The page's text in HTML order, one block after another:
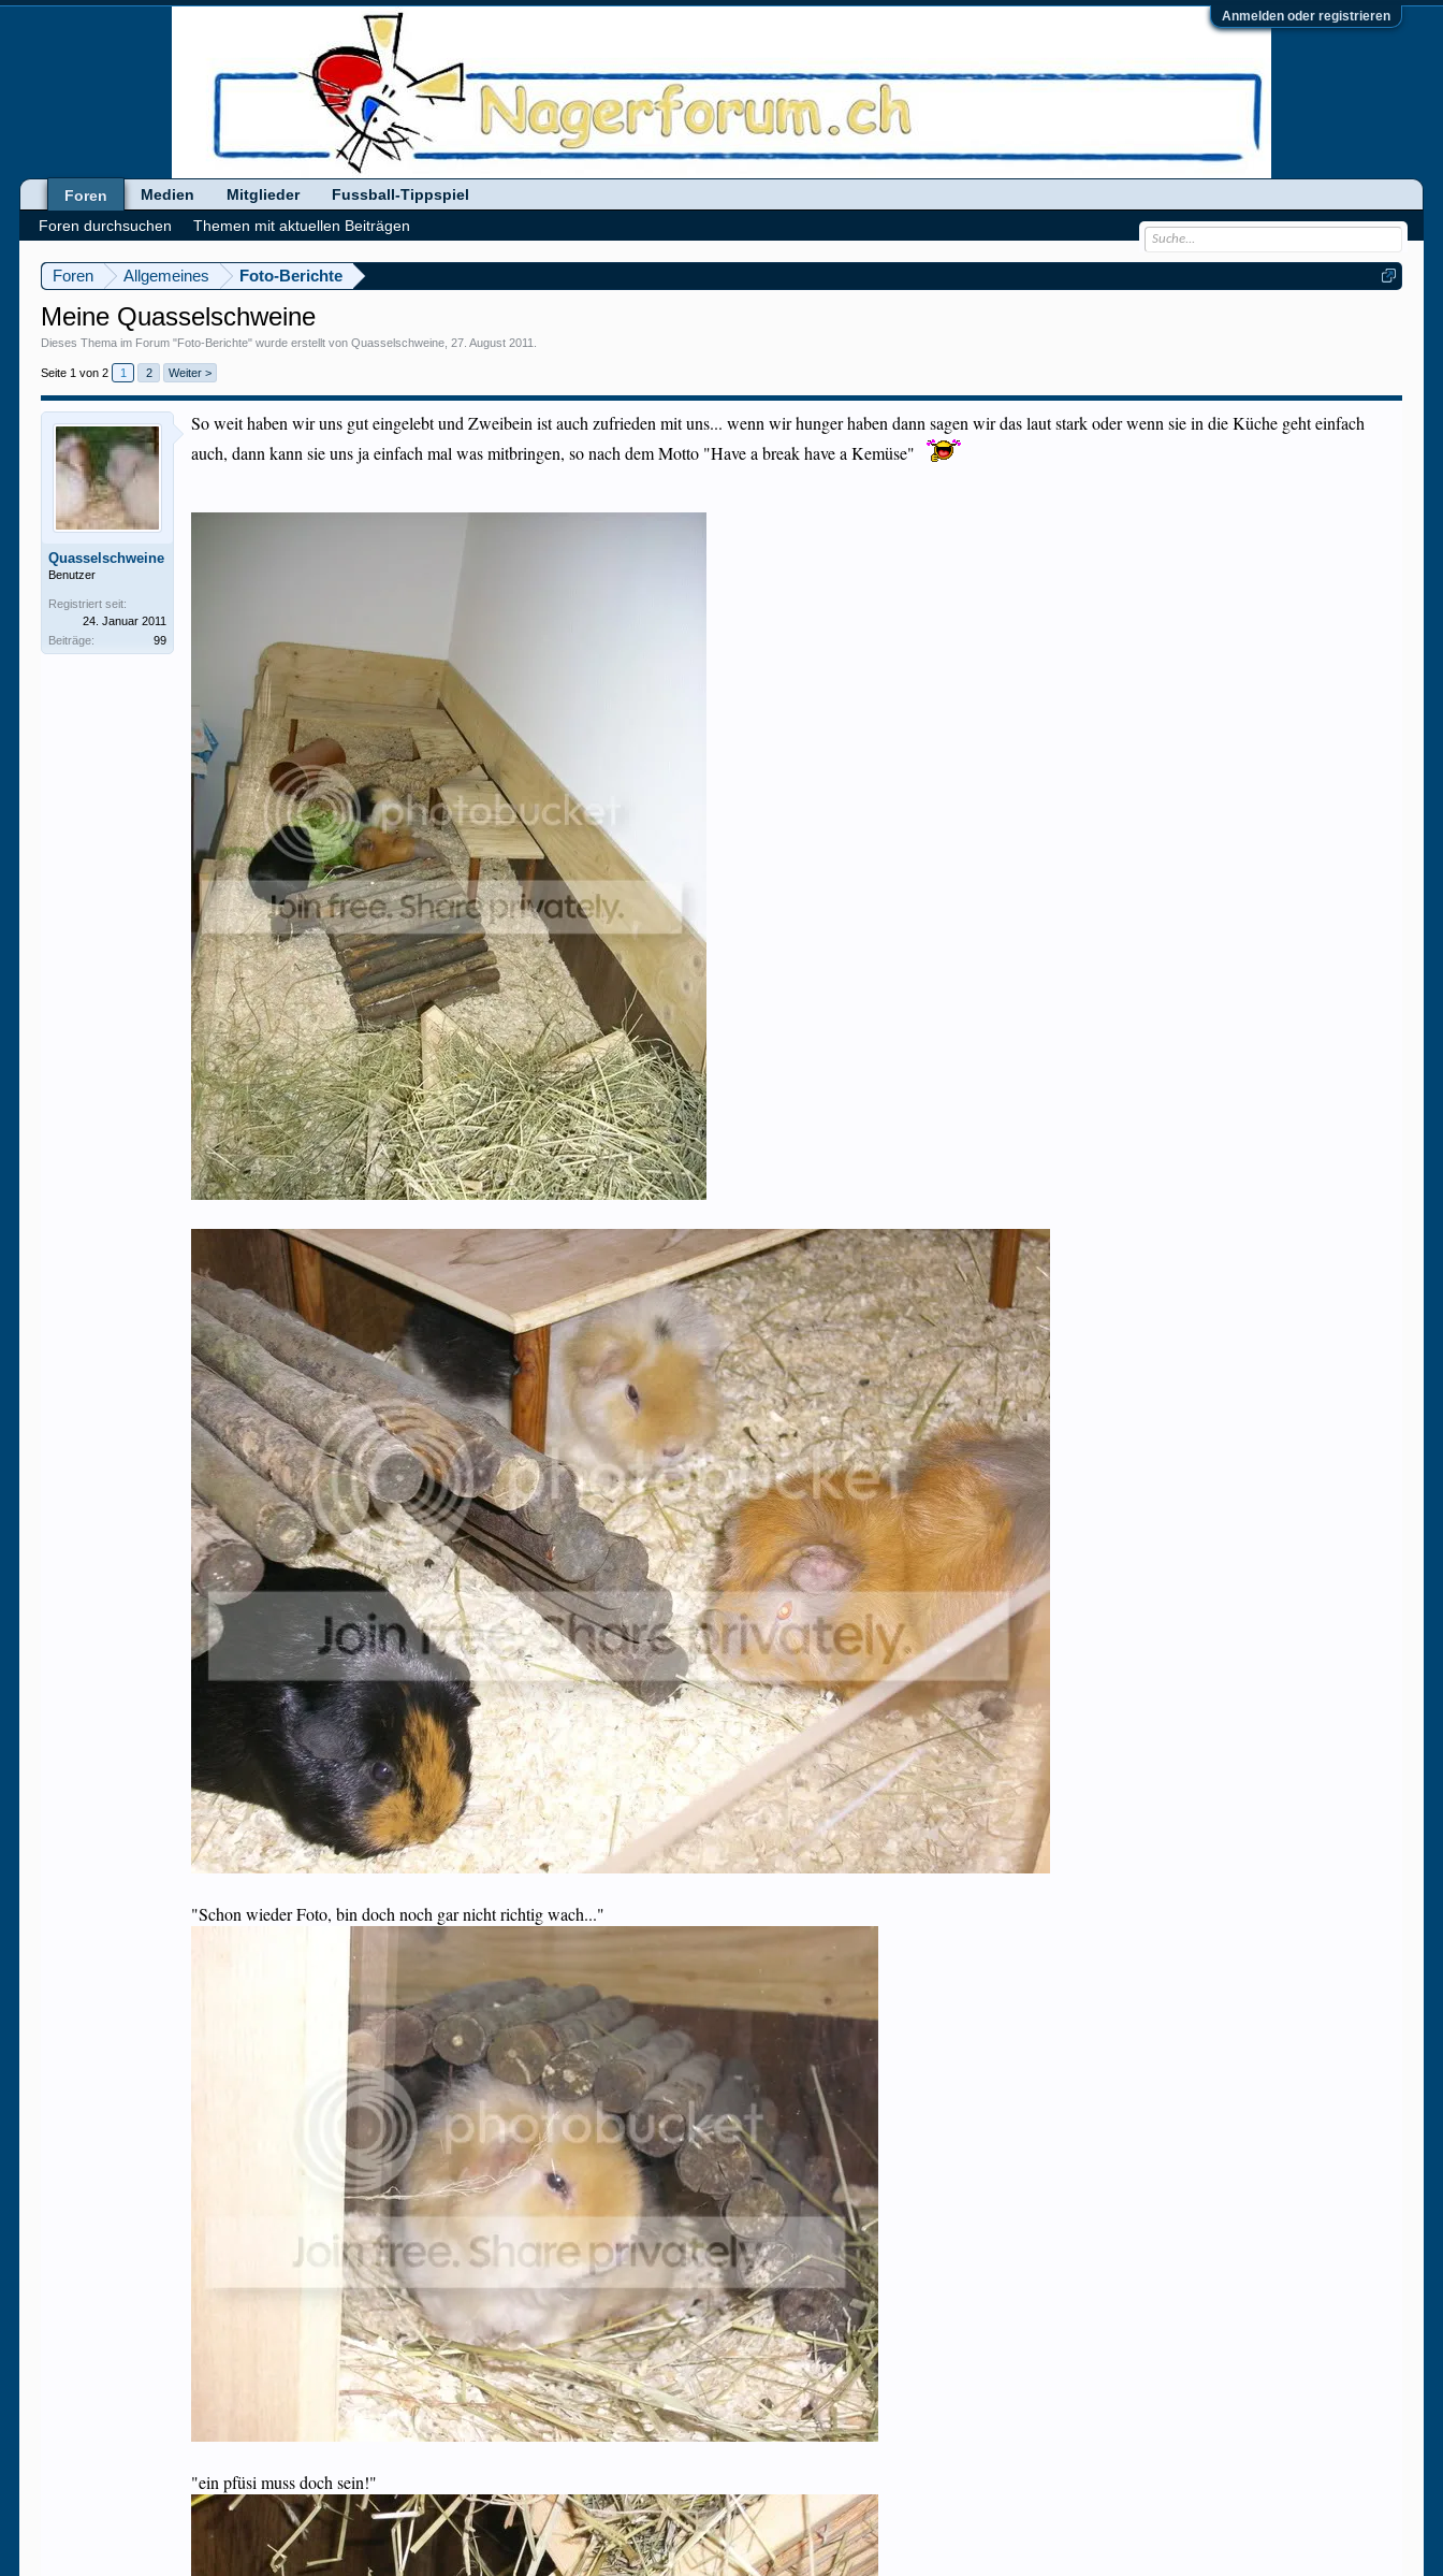
Anmelden oder registrieren
Foren Allgemeines Foto-Berichte
Meine Quasselschweine
Dieses Thema im Forum "Foto-Berichte" wurde erstellt vonQuasselschweine ,27. August 2011
Seite 1 von 2 1 2 Weiter >
Quasselschweine
Benutzer
Registriert seit:
24. Januar 2011
Beiträge:
99
So weit haben wir uns gut eingelebt und Zweibein ist auch zufrieden mit uns... wenn wir hunger haben dann sagen wir das laut stark oder wenn sie in die Küche geht einfach
auch, dann kann sie uns ja einfach mal was mitbringen, so nach dem Motto "Have a break have a Kemüse"
"Schon wieder Foto, bin doch noch gar nicht richtig wach..."
"ein pfüsi muss doch sein!"
Foren
Foren durchsuchen
Themen mit aktuellen Beiträgen
Medien Mitglieder Fussball-Tippspiel